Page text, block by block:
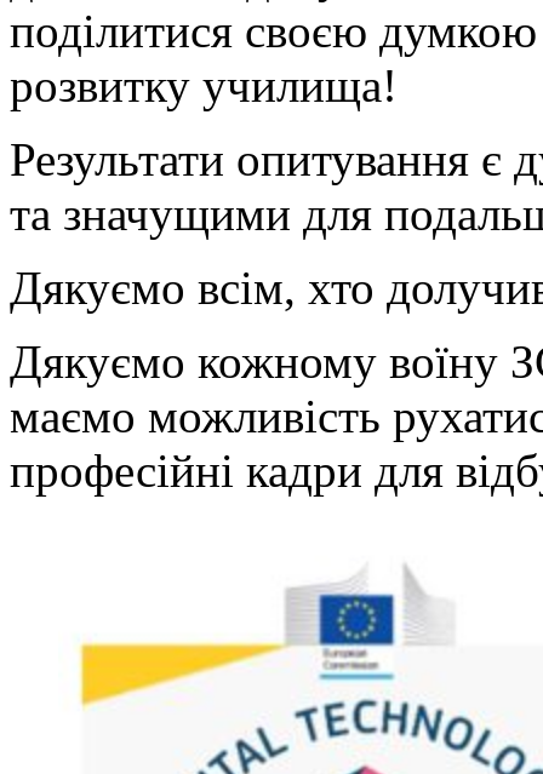
поділитися своєю
розвитку училища!
Результати опитування є
та значущими для
Дякуємо всім, хто
Дякуємо кожному воїну
маємо можливість
професійні кадри для